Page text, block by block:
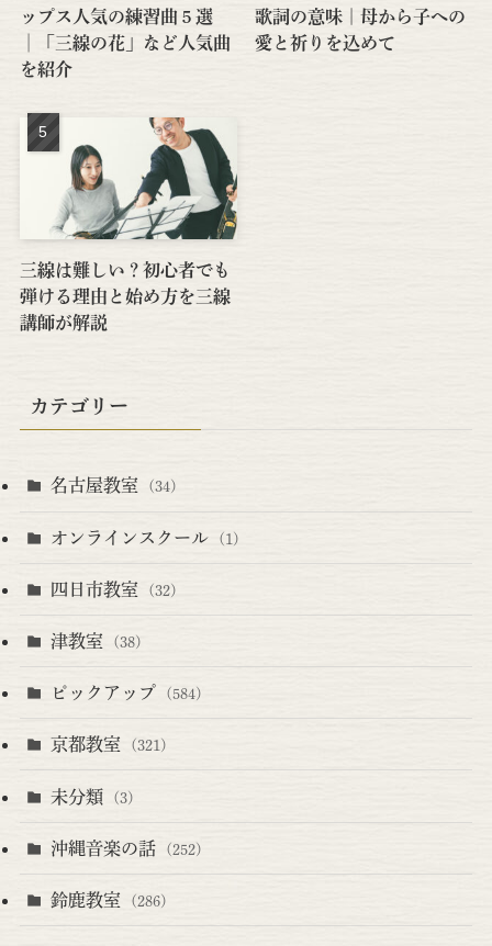
ップス人気の練習曲５選
│「三線の花」など人気曲
を紹介
歌詞の意味｜母から子への
愛と祈りを込めて
三線は難しい？初心者でも
弾ける理由と始め方を三線
講師が解説
カテゴリー
名古屋教室 (34)
オンラインスクール (1)
四日市教室 (32)
津教室 (38)
ピックアップ (584)
京都教室 (321)
未分類 (3)
沖縄音楽の話 (252)
鈴鹿教室 (286)